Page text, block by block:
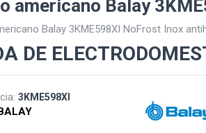
americano Balay
Balay 3KME598XI NoFrost Inox
DE
3KME598XI